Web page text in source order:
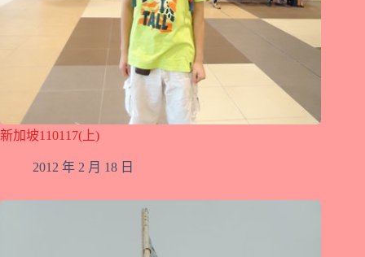
新加坡110117(上)
2012 年 2 月 18 日